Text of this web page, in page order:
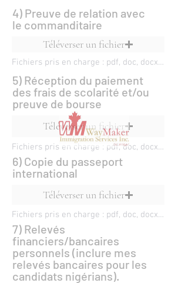
4) Preuve de relation avec
le commanditaire
Téléverser un fichier
Fichiers pris en charge : pdf, doc, docx, ppt, pptx, xls, xlsx, odp, odt, epub
5) Réception du paiement
des frais de scolarité et/ou
preuve de bourse
Téléverser un fichier
Fichiers pris en charge : pdf, doc, docx, ppt, pptx, xls, xlsx, odp, odt, epub
6) Copie du passeport
international
Téléverser un fichier
Fichiers pris en charge : pdf, doc, docx, ppt, pptx, xls, xlsx, odp, odt, epub
7) Relevés
financiers/bancaires
personnels (inclure mes
relevés bancaires pour les
candidats nigérians).